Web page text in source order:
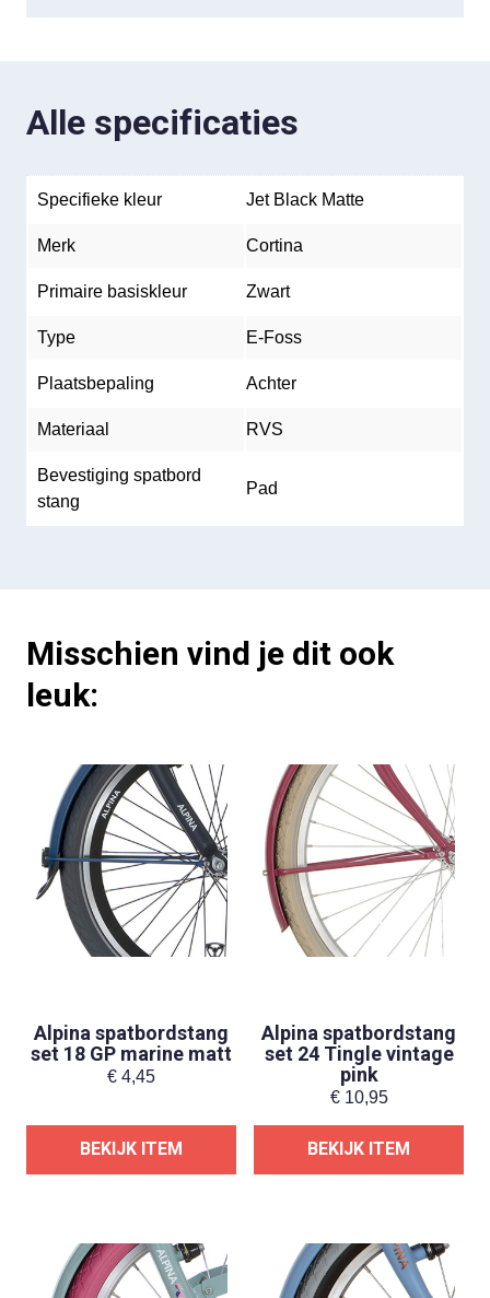
Alle specificaties
Specifieke kleur Jet Black Matte
Merk Cortina
Primaire basiskleur Zwart
Type E-Foss
Plaatsbepaling Achter
Materiaal RVS
Bevestiging spatbord
stang
Pad
Misschien vind je dit ook
leuk:
Alpina spatbordstang
set 18 GP marine matt
€ 4,45
BEKIJK ITEM
Alpina spatbordstang
set 24 Tingle vintage
pink
€10,95
BEKIJK ITEM